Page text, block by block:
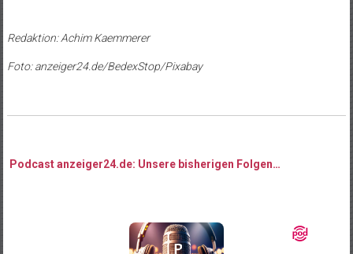
Redaktion: Achim Kaemmerer
Foto: anzeiger24.de/BedexStop/Pixabay
Podcast anzeiger24.de: Unsere bisherigen Folgen…